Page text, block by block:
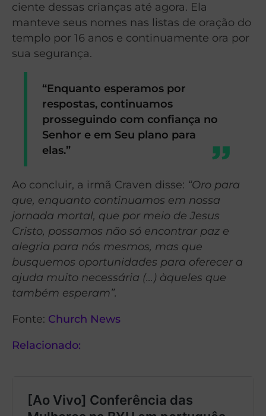
ciente dessas crianças até agora. Ela
manteve seus nomes nas listas de oração do
templo por 16 anos e continuamente ora por
sua segurança.
“Enquanto esperamos por
respostas, continuamos
prosseguindo com confiança no
Senhor e em Seu plano para
elas.”
Ao concluir, a irmã Craven disse: “Oro para
que, enquanto continuamos em nossa
jornada mortal, que por meio de Jesus
Cristo, possamos não só encontrar paz e
alegria para nós mesmos, mas que
busquemos oportunidades para oferecer a
ajuda muito necessária (…) àqueles que
também esperam”.
Fonte: Church News
Relacionado: